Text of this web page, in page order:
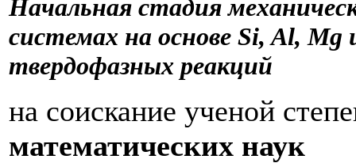
Начальная стадия
системах на основе Si, Al,
твердофазных реакций
на соискание ученой
математических наук